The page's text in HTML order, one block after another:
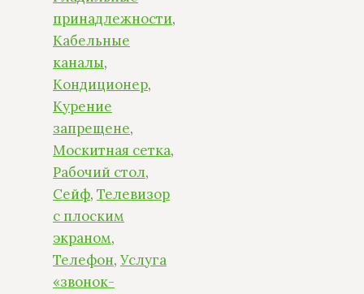
принадлежности,
Кабельные
каналы,
Кондиционер,
Курение
запрещене,
Москитная сетка,
Рабочий стол,
Сейф, Телевизор
с плоским
экраном,
Телефон, Услуга
«звонок-